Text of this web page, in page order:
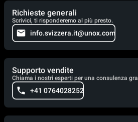
Richieste generali
Scrivici, ti risponderemo al più presto.
info.svizzera.it@unox.com
Supporto vendite
Chiama i nostri esperti per una consulenza
+41 0764028252